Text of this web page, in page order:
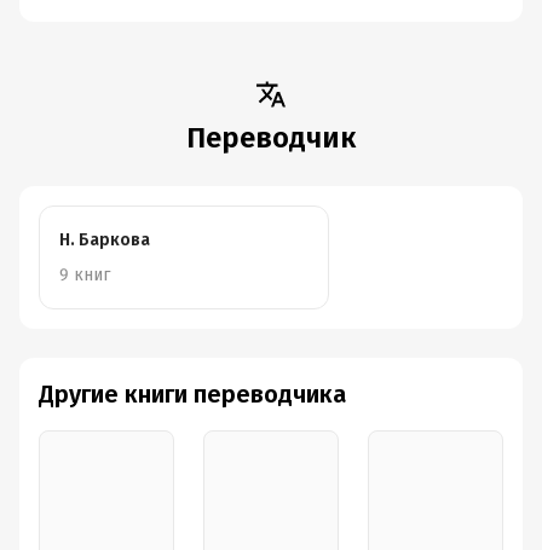
Переводчик
Н. Баркова
9 книг
Другие книги переводчика